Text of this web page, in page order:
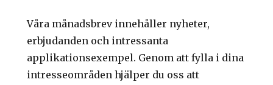
Våra månadsbrev innehåller nyheter,
erbjudanden och intressanta
applikationsexempel. Genom att fylla i dina
intresseområden hjälper du oss att